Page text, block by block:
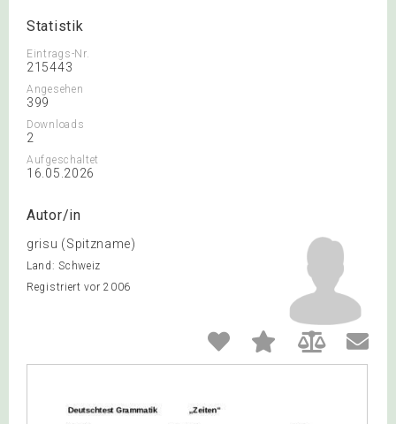
Statistik
Eintrags-Nr.
215443
Angesehen
399
Downloads
2
Aufgeschaltet
16.05.2026
Autor/in
grisu (Spitzname)
Land: Schweiz
Registriert vor 2006